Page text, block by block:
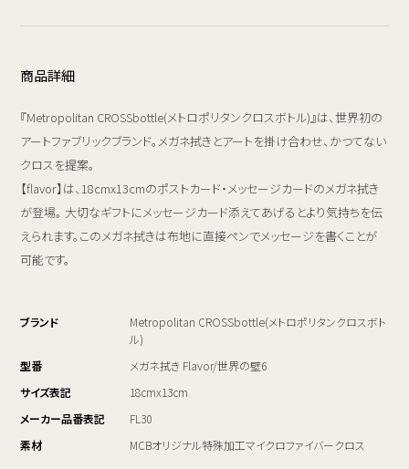
商品詳細
『Metropolitan CROSSbottle(メトロポリタンクロスボトル)』は、世界初の
アートファブリックブランド。メガネ拭きとアートを掛け合わせ、かつてない
クロスを提案。
【flavor】は、18cmx13cmのポストカード・メッセージカードのメガネ拭き
が登場。 大切なギフトにメッセージカード添えてあげるとより気持ちを伝
えられます。このメガネ拭きは布地に直接ペンでメッセージを書くことが
可能です。
ブランド
Metropolitan CROSSbottle(メトロポリタンクロスボト
ル)
型番
メガネ拭き Flavor/世界の壁6
サイズ表記
18cmx13cm
メーカー品番表記
FL30
素材
MCBオリジナル特殊加工マイクロファイバークロス